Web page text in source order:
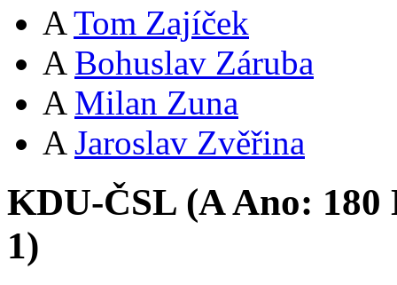
A Tom Zajíček
A Bohuslav Záruba
A Milan Zuna
A Jaroslav Zvěřina
KDU-ČSL (AAno: 180
1)